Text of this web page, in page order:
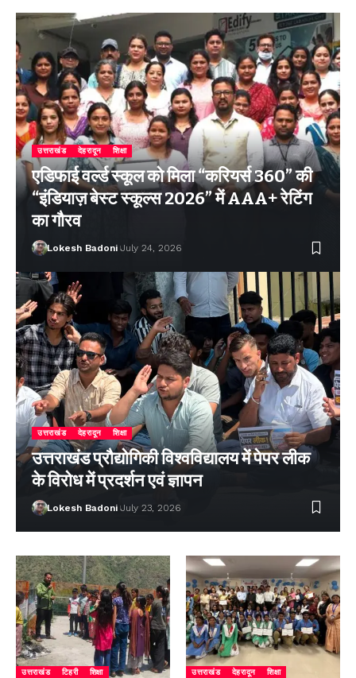
उत्तराखंड देहरादून शिक्षा
एडिफाई वर्ल्ड स्कूल को मिला “करियर्स 360” की
“इंडियाज़ बेस्ट स्कूल्स 2026” में AAA+ रेटिंग
का गौरव
Lokesh Badoni July 24, 2026
उत्तराखंड देहरादून शिक्षा
उत्तराखंड प्रौद्योगिकी विश्वविद्यालय में पेपर लीक
के विरोध में प्रदर्शन एवं ज्ञापन
Lokesh Badoni July 23, 2026
उत्तराखंड टिहरी शिक्षा उत्तराखंड देहरादून शिक्षा